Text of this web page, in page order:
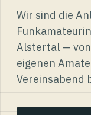
Wir sind die
Alstertal —
eigenen
Vereinsabend